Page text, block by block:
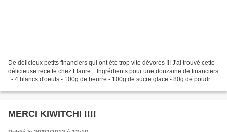
De délicieux petits financiers qui ont été trop vite dévorés !!! J'ai trouvé cette
délicieuse recette chez Flaure... Ingrédients pour une douzaine de financiers
: - 4 blancs d'oeufs - 100g de beurre - 100g de sucre glace - 80g de poudre
MERCI KIWITCHI !!!!